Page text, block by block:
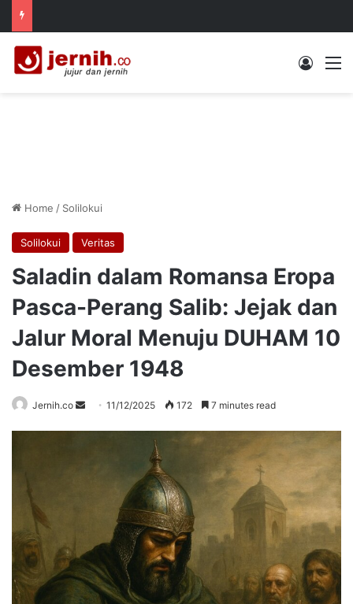
Log In
Home / Solilokui
Solilokui Veritas
Saladin dalam Romansa Eropa
Pasca-Perang Salib: Jejak dan
Jalur Moral Menuju DUHAM 10
Desember 1948
Jernih.co
Send11/12/2025 172 7 minutes read